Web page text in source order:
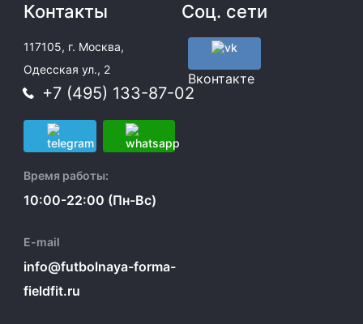
Контакты
117105, г. Москва,
Одесская ул., 2
+7 (495) 133-87-02
Время работы:
10:00-22:00 (Пн-Вс)
E-mail
info@futbolnaya-forma-
fieldfit.ru
Соц. сети
Вконтакте